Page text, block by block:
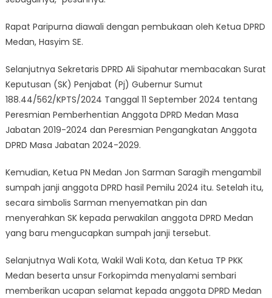
Rapat Paripurna diawali dengan pembukaan oleh Ketua DPRD
Medan, Hasyim SE.
Selanjutnya Sekretaris DPRD Ali Sipahutar membacakan Surat
Keputusan (SK) Penjabat (Pj) Gubernur Sumut
188.44/562/KPTS/2024 Tanggal 11 September 2024 tentang
Peresmian Pemberhentian Anggota DPRD Medan Masa
Jabatan 2019-2024 dan Peresmian Pengangkatan Anggota
DPRD Masa Jabatan 2024-2029.
Kemudian, Ketua PN Medan Jon Sarman Saragih mengambil
sumpah janji anggota DPRD hasil Pemilu 2024 itu. Setelah itu,
secara simbolis Sarman menyematkan pin dan
menyerahkan SK kepada perwakilan anggota DPRD Medan
yang baru mengucapkan sumpah janji tersebut.
Selanjutnya Wali Kota, Wakil Wali Kota, dan Ketua TP PKK
Medan beserta unsur Forkopimda menyalami sembari
memberikan ucapan selamat kepada anggota DPRD Medan